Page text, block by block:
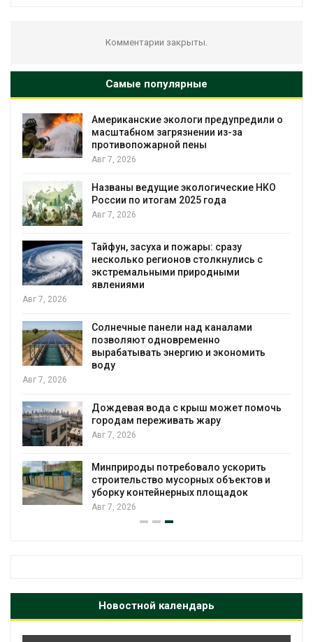
Комментарии закрыты.
Самые популярные
Американские экологи предупредили о
масштабном загрязнении из-за
противопожарной пены
Авг 7, 2026
Названы ведущие экологические НКО
России по итогам 2025 года
Авг 7, 2026
Тайфун, засуха и пожары: сразу
несколько регионов столкнулись с
экстремальными природными
явлениями
Авг 7, 2026
Солнечные панели над каналами
позволяют одновременно
вырабатывать энергию и экономить
воду
Авг 7, 2026
Дождевая вода с крыш может помочь
городам переживать жару
Авг 7, 2026
Минприроды потребовало ускорить
строительство мусорных объектов и
уборку контейнерных площадок
Авг 7, 2026
Новостной календарь